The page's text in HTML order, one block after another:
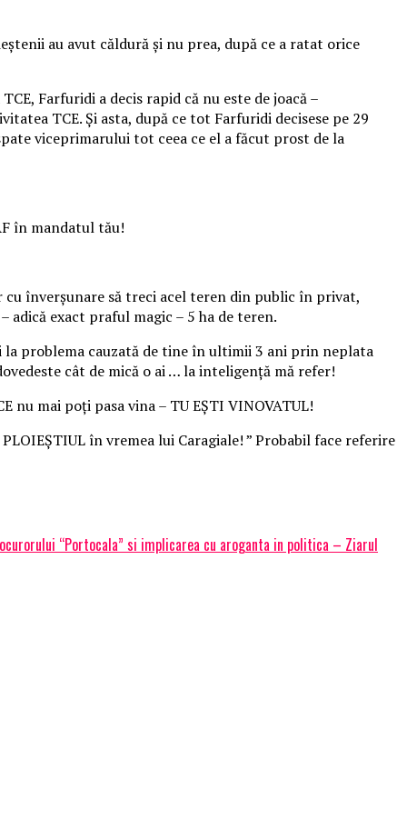
au avut căldură și nu prea, după ce a ratat orice
Farfuridi a decis rapid că nu este de joacă –
TCE. Și asta, după ce tot Farfuridi decisese pe 29
viceprimarului tot ceea ce el a făcut prost de la
în mandatul tău!
cu înverșunare să treci acel teren din public în privat,
exact praful magic – 5 ha de teren.
la problema cauzată de tine în ultimii 3 ani prin neplata
cât de mică o ai … la inteligență mă refer!
nu mai poți pasa vina – TU EȘTI VINOVATUL!
în vremea lui Caragiale! ” Probabil face referire
“Portocala” si implicarea cu aroganta in politica – Ziarul